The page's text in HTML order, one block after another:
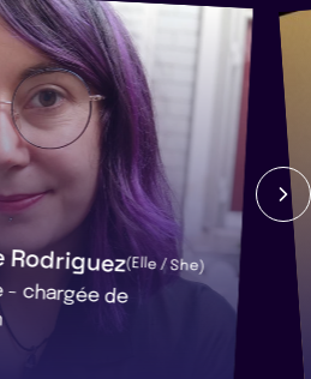
(Elle / She)
- chargée de